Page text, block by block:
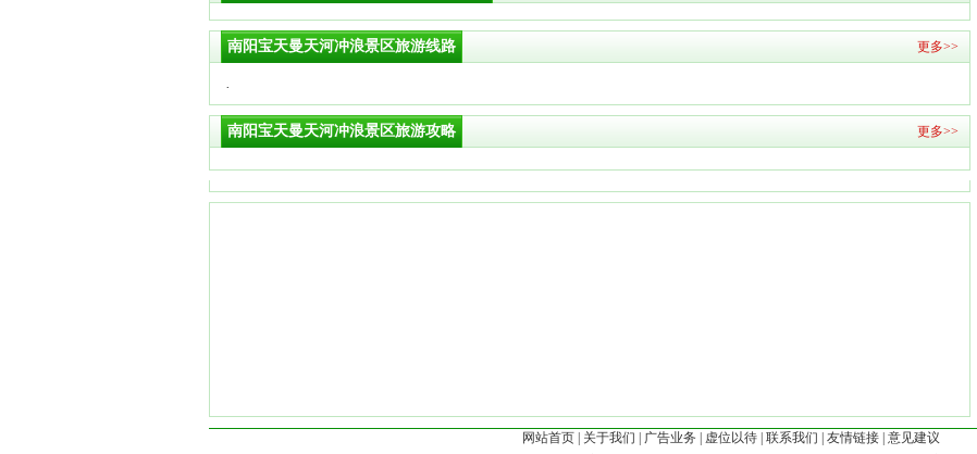
南阳宝天曼天河冲浪景区旅游线路 更多>>
·
南阳宝天曼天河冲浪景区旅游攻略 更多>>
网站首页 关于我们 广告业务 虚位以待 联系我们 友情链接 意见建议